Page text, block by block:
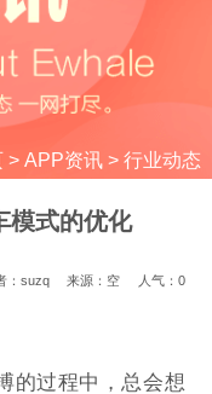
> APP资讯> 行业动态
模式的优化
：suzq 来源：空 人气： 0
的过程中，总会想